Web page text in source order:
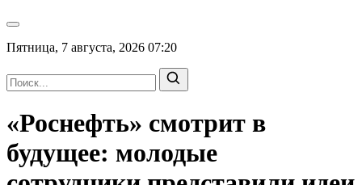
Пятница, 7 августа, 2026 07:20
«Роснефть» смотрит в
будущее: молодые